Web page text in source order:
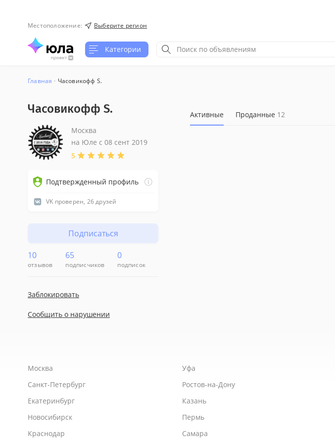
Местоположение: Выберите регион
Категории
Главная Часовикофф S.
Часовикофф S.
Москва
на Юле с 08 сент 2019
5
Подтвержденный профиль
VK проверен, 26 друзей
Подписаться
10
отзывов
65
подписчиков
0
подписок
Заблокировать
Сообщить о нарушении
Активные Проданные 12
Москва
Санкт-Петербург
Екатеринбург
Новосибирск
Краснодар
Уфа
Ростов-на-Дону
Казань
Пермь
Самара